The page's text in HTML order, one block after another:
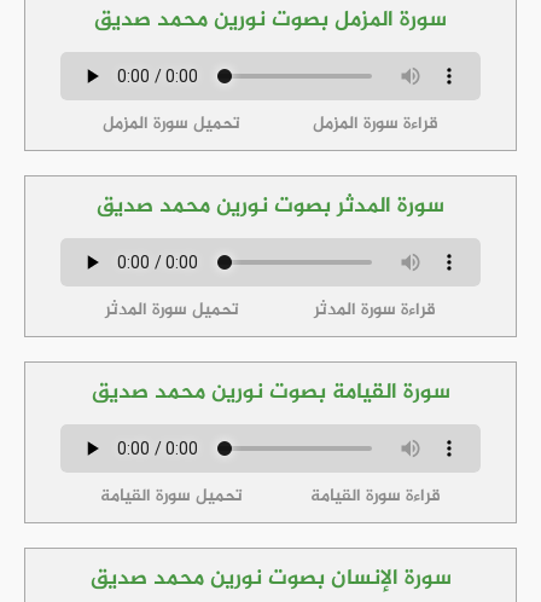
سورة المزمل بصوت نورين محمد صديق
قراءة سورة المزمل تحميل سورة المزمل
سورة المدثر بصوت نورين محمد صديق
قراءة سورة المدثر تحميل سورة المدثر
سورة القيامة بصوت نورين محمد صديق
قراءة سورة القيامة تحميل سورة القيامة
سورة الإنسان بصوت نورين محمد صديق